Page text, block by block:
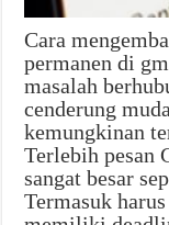
Cara
permanen di
masalah
cenderung
kemungkinan
Terlebih pesan
sangat besar
Termasuk